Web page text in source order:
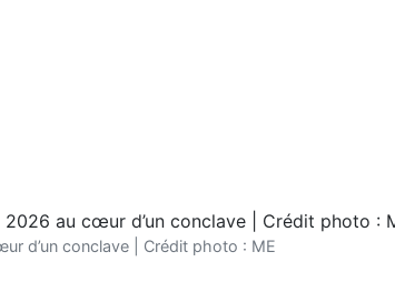
d’un conclave | Crédit photo : ME